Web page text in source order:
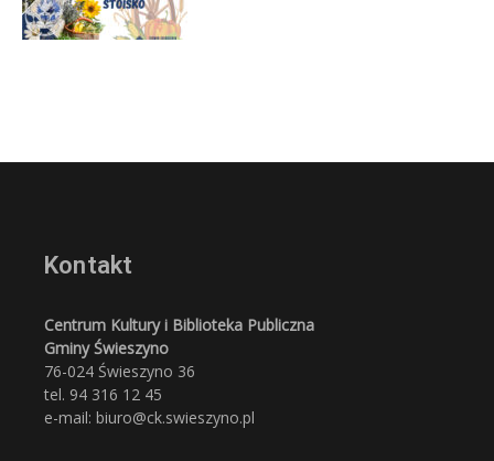
Kontakt
Centrum Kultury i Biblioteka Publiczna
Gminy Świeszyno
76-024 Świeszyno 36
tel. 94 316 12 45
e-mail: biuro@ck.swieszyno.pl